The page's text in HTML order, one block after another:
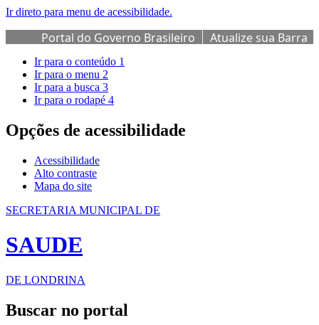
Ir direto para menu de acessibilidade.
Portal do Governo Brasileiro
Atualize sua Barra
de Governo
Ir para o conteúdo 1
Ir para o menu 2
Ir para a busca 3
Ir para o rodapé 4
Opções de acessibilidade
Acessibilidade
Alto contraste
Mapa do site
SECRETARIA MUNICIPAL DE
SAUDE
DE LONDRINA
Buscar no portal